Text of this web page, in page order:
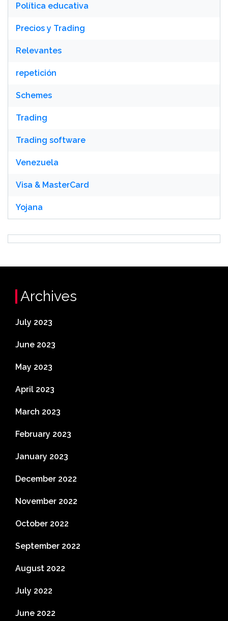
Política educativa
Precios y Trading
Relevantes
repetición
Schemes
Trading
Trading software
Venezuela
Visa & MasterCard
Yojana
Archives
July 2023
June 2023
May 2023
April 2023
March 2023
February 2023
January 2023
December 2022
November 2022
October 2022
September 2022
August 2022
July 2022
June 2022